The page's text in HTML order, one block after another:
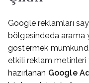
Google reklamları
bölgesindeda arama
göstermek
etkili reklam
hazırlanan Google